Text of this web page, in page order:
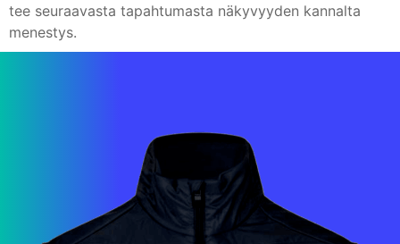
tee seuraavasta tapahtumasta näkyvyyden kannalta
menestys.